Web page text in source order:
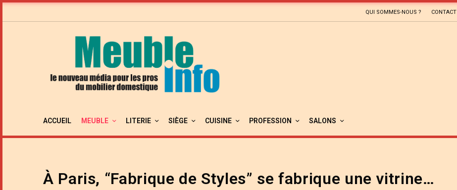
QUI SOMMES-NOUS ? CONTACT
ACCUEIL MEUBLE LITERIE SIÈGE CUISINE PROFESSION SALONS
À Paris, “Fabrique de Styles” se fabrique une vitrine…